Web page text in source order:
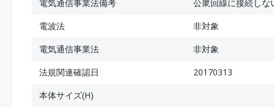
電気通信事業法備考
公衆回線に接続しな
電波法
非対象
電気通信事業法
非対象
法規関連確認日
20170313
本体サイズ(H)